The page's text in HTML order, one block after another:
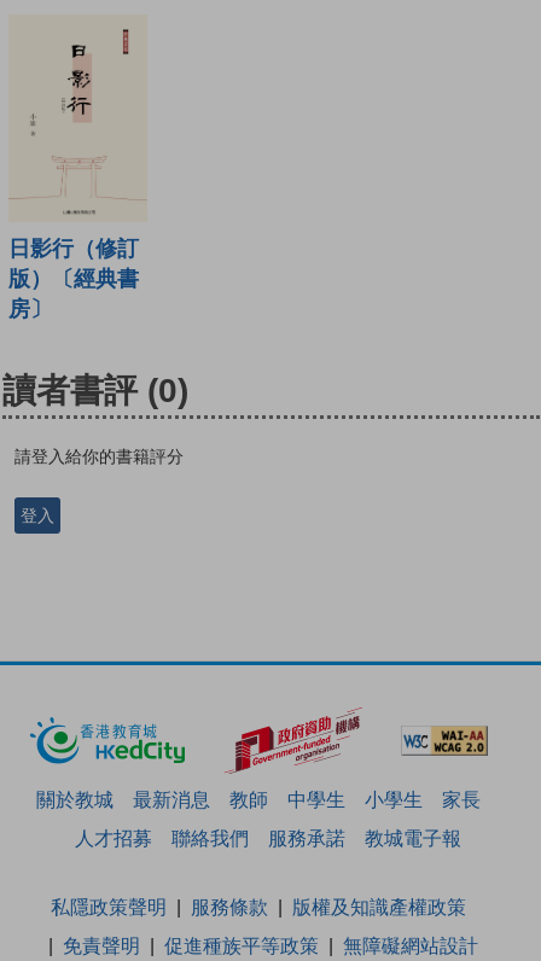
日影行（修訂
版）〔經典書
房〕
讀者書評 (0)
請登入給你的書籍評分
登入
關於教城 最新消息 教師 中學生 小學生
家長
人才招募
聯絡我們 服務承諾 教城電子報
私隱政策聲明 服務條款
版權及知識產權政策
免責聲明
促進種族平等政策 無障礙網站設計